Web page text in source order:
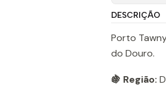
DESCRIÇÃO
Porto
do Douro.
🍇 Região: